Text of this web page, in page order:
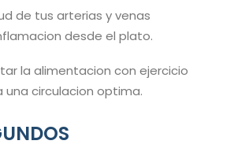
de tus arterias y venas
desde el plato.
la alimentacion con ejercicio
circulacion optima.